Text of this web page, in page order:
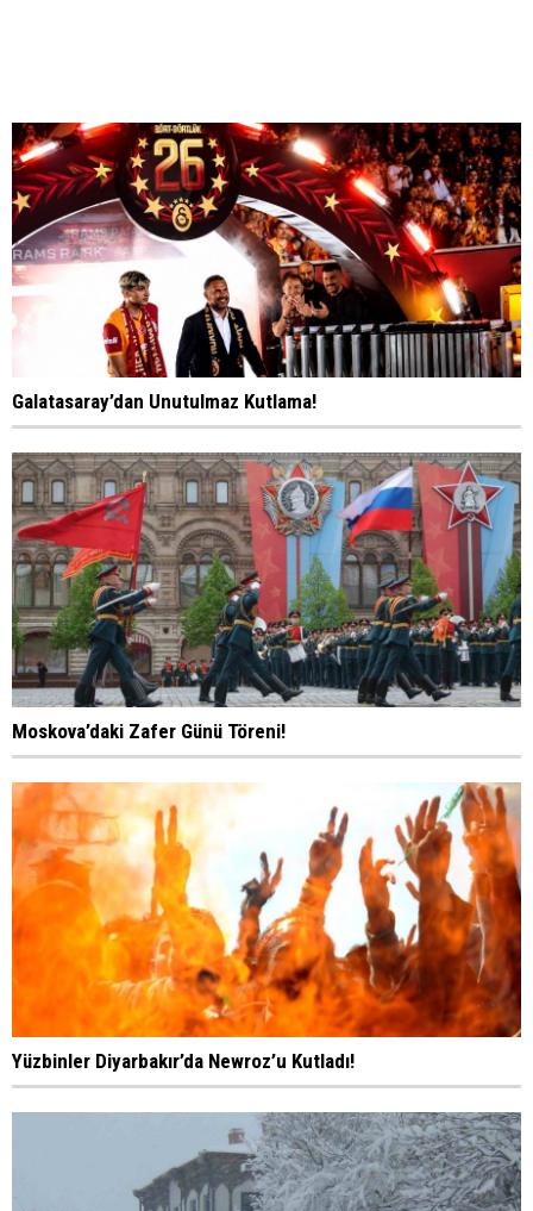
Galatasaray’dan Unutulmaz Kutlama!
Moskova’daki Zafer Günü Töreni!
Yüzbinler Diyarbakır’da Newroz’u Kutladı!